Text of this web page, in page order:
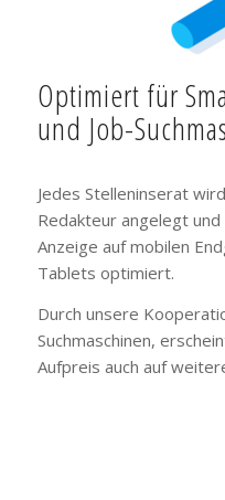
Optimiert für
und Job-
Jedes Stelleninserat
Redakteur angelegt und
Anzeige auf mobilen
Tablets optimiert.
Durch unsere
Suchmaschinen,
Aufpreis auch auf